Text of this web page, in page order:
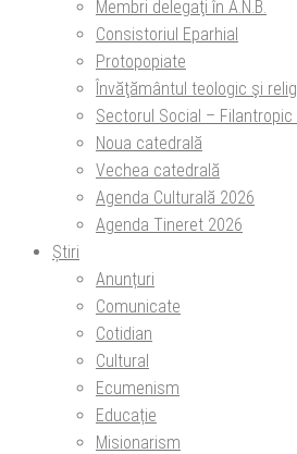
Membri delegaţi în A.N.B.
Consistoriul Eparhial
Protopopiate
Învăţământul teologic şi
Sectorul Social –
Noua catedrală
Vechea catedrală
Agenda Culturală 2026
Agenda Tineret 2026
Știri
Anunțuri
Comunicate
Cotidian
Cultural
Ecumenism
Educație
Misionarism